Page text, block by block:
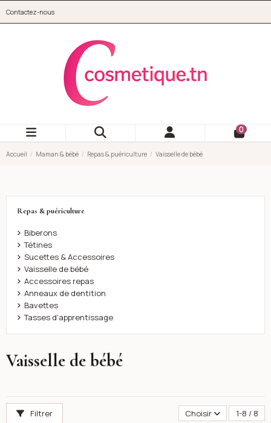
Contactez-nous
0
Accueil Maman & bébé Repas & puériculture Vaisselle de bébé
Vaisselle de bébé
Filtrer Choisir 1-8 / 8
Repas & puériculture
Biberons
Tétines
Sucettes & Accessoires
Vaisselle de bébé
Accessoires repas
Anneaux de dentition
Bavettes
Tasses d'apprentissage